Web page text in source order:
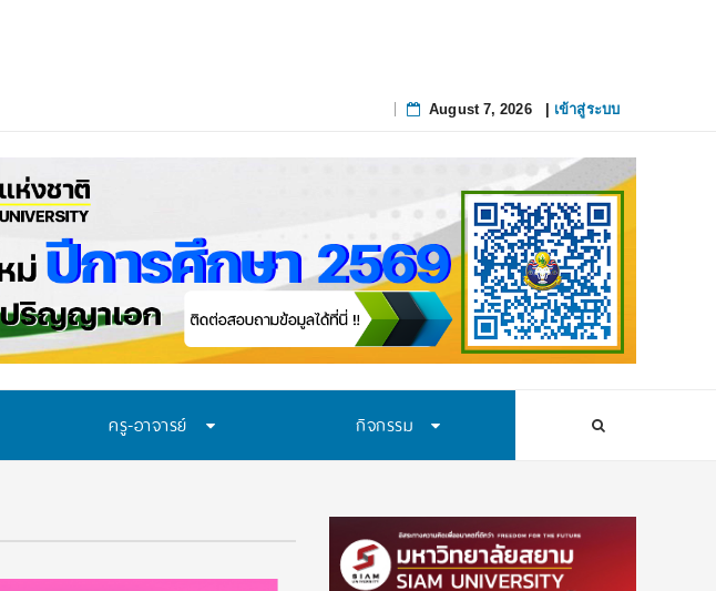
ปีการศึกษา 2569 ชวน ม.3 ก้าวสู่เส้นทางนักวิทยาศาสตร์รุ่นใหม่ สถาบัAugust 7, 2026| เข้าสู่ระบบ
ครู-อาจารย์ กิจกรรม